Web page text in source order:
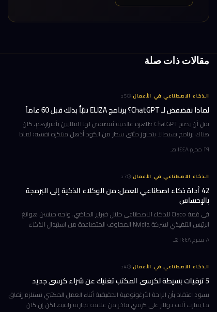
مقالات ذات صلة
الذكاء الاصطناعي في الأعمال·
5د
لماذا نفضفض لـ ChatGPT؟ برنامج ELIZA تنبّأ بذلك قبل 60 عاماً
قبل أن يصبح ChatGPT ظاهرة عالمية يُفضفض لها الملايين بأسرارهم، كان
هناك برنامج بسيط لا يتجاوز مئتي سطر من الكود أذهل مبتكره نفسه: لماذا
٢٩ محرم ١٤٤٨ هـ
الذكاء الاصطناعي في الأعمال·
7د
42 أداة ذكاء اصطناعي للعمل: من الوكلاء الذكية إلى البرمجة
بالإحساس
في قمة Cisco للذكاء الاصطناعي خلال فبراير الماضي، واجه جينسن هوانغ
الرئيس التنفيذي لشركة Nvidia المخاوف المتصاعدة من استبدال الذكاء
٨ محرم ١٤٤٨ هـ
الذكاء الاصطناعي في الأعمال·
4د
5 ترقيات بسيطة لكرسي المكتب تغنيك عن شراء كرسي جديد
يسود اعتقاد بأن الراحة الأرغونومية الحقيقية أثناء العمل المكتبي تستلزم إنفاق
ما يقارب ألف دولار على كرسي فاخر من علامة تجارية راقية. لكن إن كان